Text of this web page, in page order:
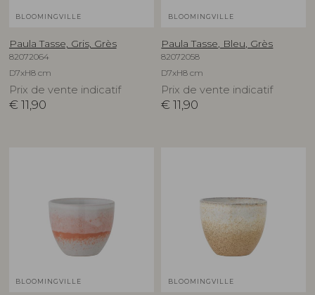
BLOOMINGVILLE
Paula Tasse, Gris, Grès
82072064
D7xH8 cm
Prix de vente indicatif
€ 11,90
BLOOMINGVILLE
Paula Tasse, Bleu, Grès
82072058
D7xH8 cm
Prix de vente indicatif
€ 11,90
BLOOMINGVILLE BLOOMINGVILLE